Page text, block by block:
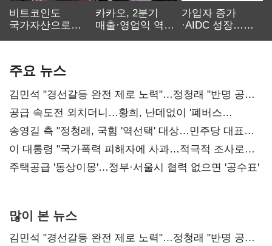
비트코인도
국가자산으로…'
카카오, 2분기
매출·영업익 역대
가입자 증가
·AIDC 성장…
주요 뉴스
김민석 "경선갈등 완전 제로 노력"…정청래 "반명 공세
사과부터"
공급 속도전 외치더니…황희, 난데없이 '폐버스
리모델링' 제안
송영길 측 "정청래, 국힘 '역선택' 대상…민주당 대표로
총선 지휘 못해"
이 대통령 "국가폭력 피해자에 사과…적극적 조사로
진실 밝혀야"
주택공급 '동상이몽'…정부·서울시 협력 없으면 '공수표'
많이 본 뉴스
김민석 "경선갈등 완전 제로 노력"…정청래 "반명 공세